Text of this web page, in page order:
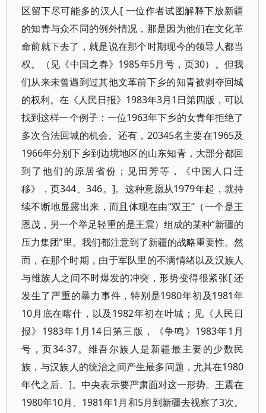
区留下尽可能多的汉人[ 一位作者试图解释下放新疆
的知青与众不同的例外情况，那是因为他们在文化革
命前就下去了，就是说在那个时期现今的领导人都当
权。（见《中国之春》1985年5月号，页30）。但我
们从来未曾遇到过其他文革前下乡的知青被剥夺回城
的权利。在《人民日报》1983年3月1日第四版，可以
找到这样一个例子：一位1963年下乡的女青年拒绝了
多次合法回城的机会。还有，20345名主要在1965及
1966年分别下乡到边境地区的山东知青，大部分都回
到了他们的原居省份；见田芳等，《中国人口迁
移》，页344、346。]。这种意愿从1979年起，就持
续不断地显露出来，而且体现在由“双王”（一个是王
恩茂，另一个举足轻重的是王震）组成的某种“新疆的
压力集团”里。我们都注意到了新疆的战略重要性。然
而，在那个时期，由于军队里的不满情绪以及汉族人
与维族人之间不时爆发的冲突，形势变得很紧张[ 还
发生了严重的暴力事件，特别是1980年初及1981年
10月底在喀什，以及1982年初在叶城；见《人民日
报》1983年1月14日第三版，《争鸣》1983年1月
号，页34-37。维吾尔族人是新疆最主要的少数民
族，与汉族人的统治之间产生最多问题，尤其在1980
年代之后。]。中央表示要严肃面对这一形势。王震在
1980年10月、1981年1月和5月到新疆去视察了3次。